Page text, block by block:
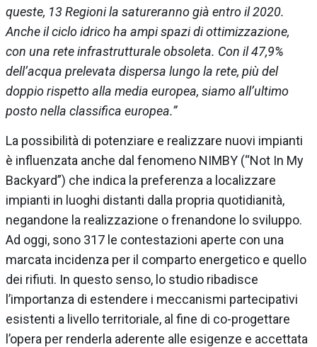
queste, 13 Regioni la satureranno già entro il 2020.
Anche il ciclo idrico ha ampi spazi di ottimizzazione,
con una rete infrastrutturale obsoleta. Con il 47,9%
dell’acqua prelevata dispersa lungo la rete, più del
doppio rispetto alla media europea, siamo all’ultimo
posto nella classifica europea.”
La possibilità di potenziare e realizzare nuovi impianti
è influenzata anche dal fenomeno NIMBY (“Not In My
Backyard”) che indica la preferenza a localizzare
impianti in luoghi distanti dalla propria quotidianità,
negandone la realizzazione o frenandone lo sviluppo.
Ad oggi, sono 317 le contestazioni aperte con una
marcata incidenza per il comparto energetico e quello
dei rifiuti. In questo senso, lo studio ribadisce
l’importanza di estendere i meccanismi partecipativi
esistenti a livello territoriale, al fine di co-progettare
l’opera per renderla aderente alle esigenze e accettata